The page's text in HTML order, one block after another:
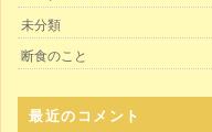
未分類
断食のこと
最近のコメント